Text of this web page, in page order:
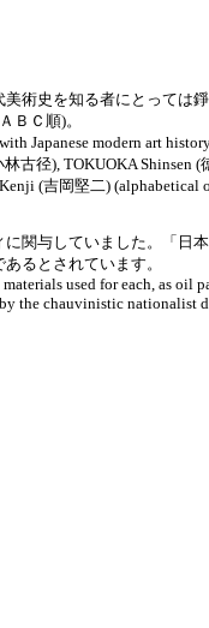
術史を知る者にとっては
ＢＣ順)。
Japanese modern art
径), TOKUOKA Shinsen
(吉岡堅二) (alphabetical
関与していました。「日
るとされています。
used for each, as oil
the chauvinistic nationalist